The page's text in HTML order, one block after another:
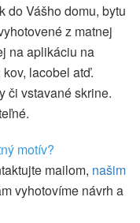
do Vášho domu, bytu
z matnej
na aplikáciu na
lacobel atď.
či vstavané skrine.
motív?
mailom, našim
vyhotovíme návrh a